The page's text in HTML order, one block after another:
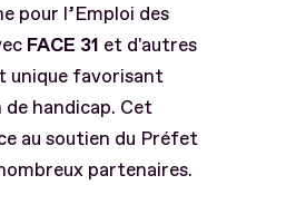
pour l’Emploi des
FACE 31 et d'autres
unique favorisant
handicap. Cet
au soutien du Préfet
partenaires.